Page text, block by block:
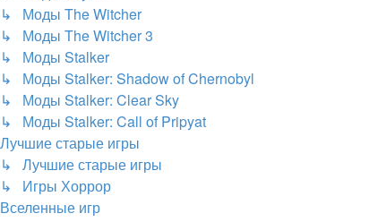
↳ Моды The Witcher
↳ Моды The Witcher 3
↳ Моды Stalker
↳ Моды Stalker: Shadow of Chernobyl
↳ Моды Stalker: Clear Sky
↳ Моды Stalker: Call of Pripyat
Лучшие старые игры
↳ Лучшие старые игры
↳ Игры Хоррор
Вселенные игр